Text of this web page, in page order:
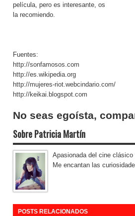
película, pero es interesante, os
la recomiendo.
Fuentes:
http://sonfamosos.com
http://es.wikipedia.org
http://mujeres-riot.webcindario.com/
http://keikai.blogspot.com
No seas egoísta,
Sobre Patricia Martín
Apasionada del cine clásico
Me encantan las
POSTS RELACIONADOS